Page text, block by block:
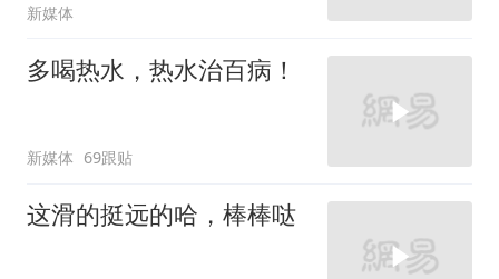
新媒体
多喝热水，热水治百病！
新媒体 69跟贴
这滑的挺远的哈，棒棒哒